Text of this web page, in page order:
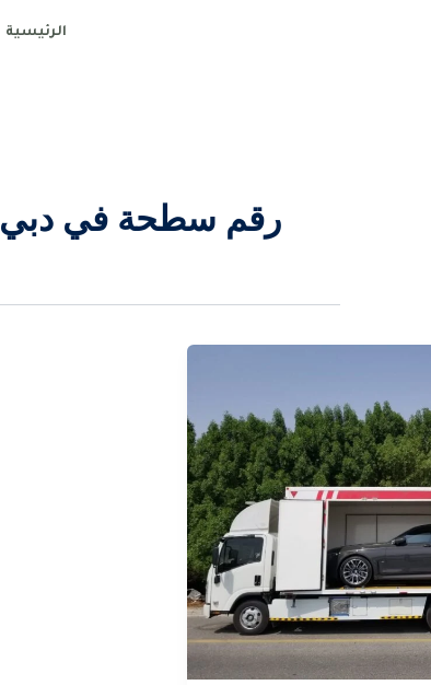
الرئيسية
رقم سطحة في دبي 00971561191863